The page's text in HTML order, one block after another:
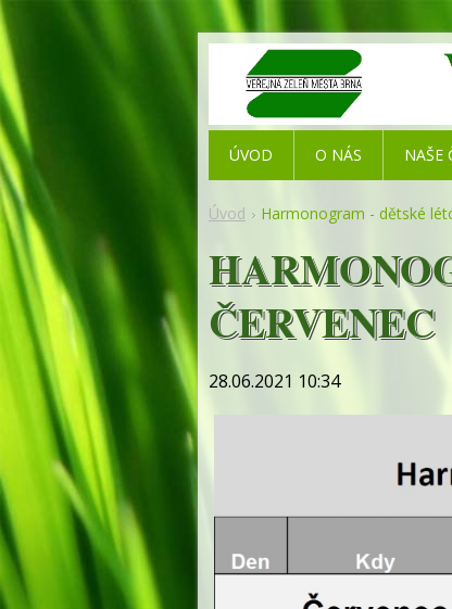
Úvod Harmonogram - dětské
ČERVENEC
28.06.2021 10:34
ÚVOD O NÁS NAŠE